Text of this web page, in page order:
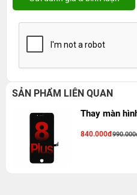
SẢN PHẨM LIÊN QUAN
Thay màn
840.000đ